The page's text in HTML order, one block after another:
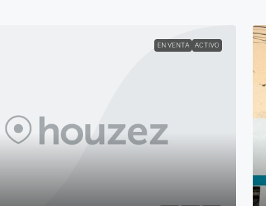
EN VENTA ACTIVO